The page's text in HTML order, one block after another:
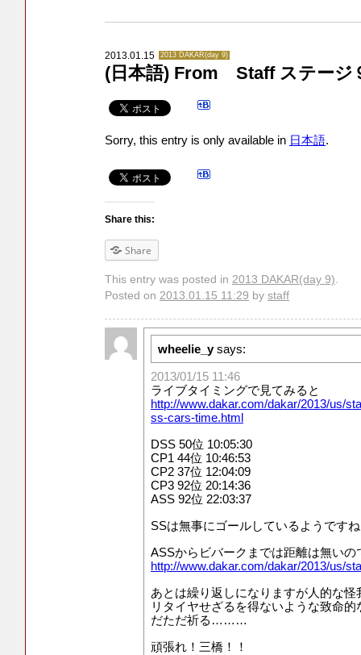
2013.01.15 2013 DAKAR(day 9)
(日本語) From Staff ステー
Sorry, this entry is only available in 日本語.
Share this:
Share
This entry was posted in 2013 DAKAR(day 9)
Posted on 2013.01.15 11:29 by staff
wheelie_y says:
2013/01/15 11:46
ライブタイミングで見てみると
http://www.dakar.com/dakar/2013/us/
ss-cars-time.html
DSS 50位 10:05:30
CP1 44位 10:46:53
CP2 37位 12:04:09
CP3 92位 20:14:36
ASS 92位 22:03:37
SSは無事にゴールしているようです
ASSからビバークまでは距離は無い
http://www.dakar.com/dakar/2013/us/
あとは繰り返しになりますが人的な
リタイヤせざるを得ないような致命
だただ祈る………
頑張れ！三橋！！